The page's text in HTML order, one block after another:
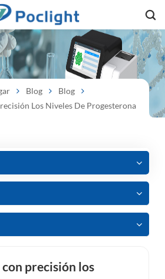
Blog
Blog
Los Niveles De Progesterona
precisión los